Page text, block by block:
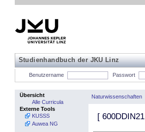
Studienhandbuch der JKU Linz
Benutzername Passwort
Übersicht
Alle Curricula
Externe Tools
KUSSS
Auwea NG
Naturwissenschaften
[ 600DDIN21